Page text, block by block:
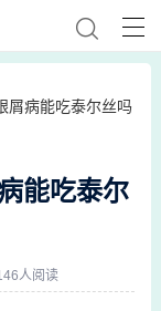
屑病能吃泰尔丝吗
能吃泰尔
人阅读